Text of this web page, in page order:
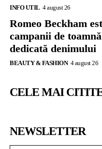
INFO UTIL 4 august 26
Romeo Beckham
campanii de
dedicată denimului
BEAUTY & FASHION 4 august 26
CELE MAI
NEWSLETTER